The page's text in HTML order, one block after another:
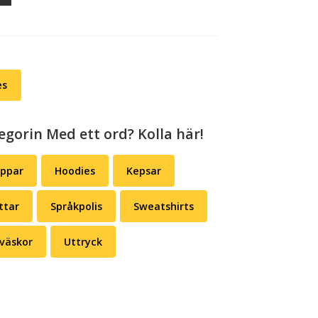
Med ett ord? Kolla här!
Hoodies Kepsar
Språkpolis Sweatshirts
Uttryck